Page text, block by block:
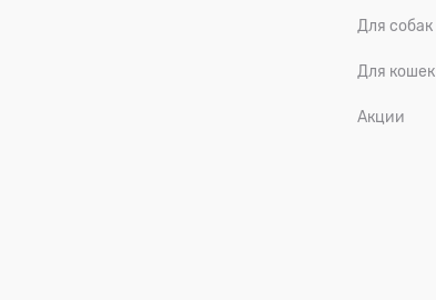
Для собак
Для кошек
Акции